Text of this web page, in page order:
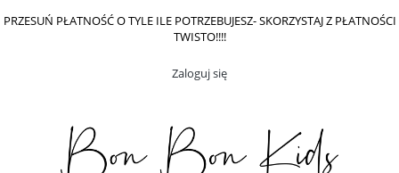
PRZESUŃ PŁATNOŚĆ O TYLE ILE POTRZEBUJESZ- SKORZYSTAJ Z PŁATNOŚCI
TWISTO!!!!
Zaloguj się